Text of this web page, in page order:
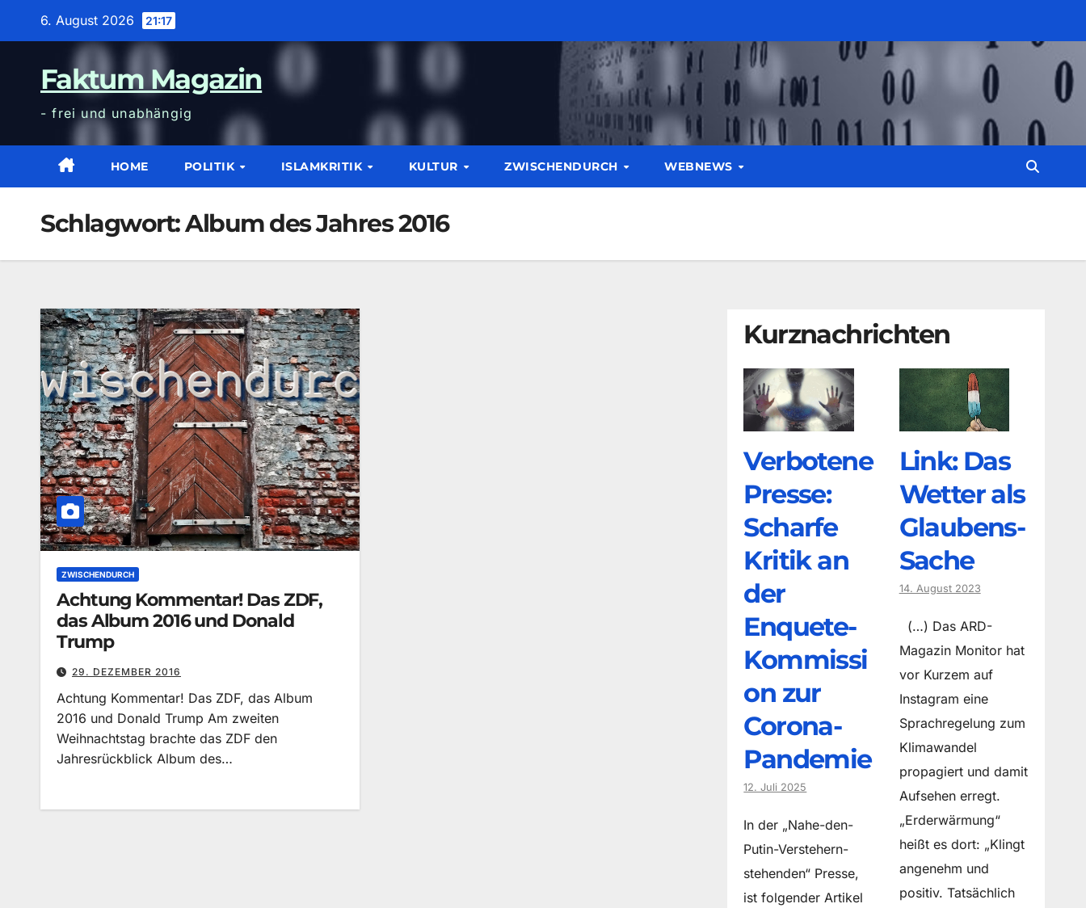
6. August 2026 21:17
Faktum Magazin
- frei und unabhängig
HOME POLITIK ISLAMKRITIK KULTUR ZWISCHENDURCH WEBNEWS
Schlagwort:Album des Jahres 2016
ZWISCHENDURCH
Achtung Kommentar! Das ZDF,
das Album 2016 und Donald
Trump
29. DEZEMBER 2016
Achtung Kommentar! Das ZDF, das Album
2016 und Donald Trump Am zweiten
Weihnachtstag brachte das ZDF den
Jahresrückblick Album des…
Kurznachrichten
Verbotene
Presse:
Scharfe
Kritik an
der
Enquete-
Kommissi
on zur
Corona-
Pandemie
12. Juli 2025
In der „Nahe-den-
Putin-Verstehern-
stehenden“ Presse,
ist folgender Artikel
Link: Das
Wetter als
Glaubens-
Sache
14. August 2023
(…) Das ARD-
Magazin Monitor hat
vor Kurzem auf
Instagram eine
Sprachregelung zum
Klimawandel
propagiert und damit
Aufsehen erregt.
„Erderwärmung“
heißt es dort: „Klingt
angenehm und
positiv. Tatsächlich